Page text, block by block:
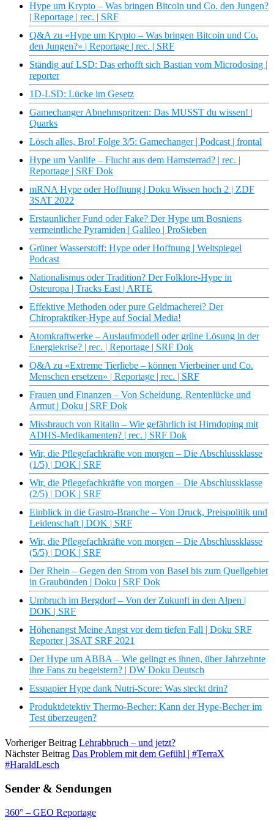
Hype um Krypto – Was bringen Bitcoin und Co. den Jungen?
| Reportage | rec. | SRF
Q&A zu «Hype um Krypto – Was bringen Bitcoin und Co.
den Jungen?» | Reportage | rec. | SRF
Ständig auf LSD: Das erhofft sich Bastian vom Microdosing |
reporter
1D-LSD: Lücke im Gesetz
Gamechanger Abnehmspritzen: Das MUSST du wissen! |
Quarks
Lösch alles, Bro! Folge 3/5: Gamechanger | Podcast | frontal
Hype um Vanlife – Flucht aus dem Hamsterrad? | rec. |
Reportage | SRF Dok
mRNA Hype oder Hoffnung | Doku Wissen hoch 2 | ZDF
3SAT 2022
Erstaunlicher Fund oder Fake? Der Hype um Bosniens
vermeintliche Pyramiden | Galileo | ProSieben
Grüner Wasserstoff: Hype oder Hoffnung | Weltspiegel
Podcast
Nationalismus oder Tradition? Der Folklore-Hype in
Osteuropa | Tracks East | ARTE
Effektive Methoden oder pure Geldmacherei? Der
Chiropraktiker-Hype auf Social Media!
Atomkraftwerke – Auslaufmodell oder grüne Lösung in der
Energiekrise? | rec. | Reportage | SRF Dok
Q&A zu «Extreme Tierliebe – können Vierbeiner und Co.
Menschen ersetzen» | Reportage | rec. | SRF
Frauen und Finanzen – Von Scheidung, Rentenlücke und
Armut | Doku | SRF Dok
Missbrauch von Ritalin – Wie gefährlich ist Hirndoping mit
ADHS-Medikamenten? | rec. | SRF Dok
Wir, die Pflegefachkräfte von morgen – Die Abschlussklasse
(1/5) | DOK | SRF
Wir, die Pflegefachkräfte von morgen – Die Abschlussklasse
(2/5) | DOK | SRF
Einblick in die Gastro-Branche – Von Druck, Preispolitik und
Leidenschaft | DOK | SRF
Wir, die Pflegefachkräfte von morgen – Die Abschlussklasse
(5/5) | DOK | SRF
Der Rhein – Gegen den Strom von Basel bis zum Quellgebiet
in Graubünden | Doku | SRF Dok
Umbruch im Bergdorf – Von der Zukunft in den Alpen |
DOK | SRF
Höhenangst Meine Angst vor dem tiefen Fall | Doku SRF
Reporter | 3SAT SRF 2021
Der Hype um ABBA – Wie gelingt es ihnen, über Jahrzehnte
ihre Fans zu begeistern? | DW Doku Deutsch
Esspapier Hype dank Nutri-Score: Was steckt drin?
Produktdetektiv Thermo-Becher: Kann der Hype-Becher im
Test überzeugen?
Vorheriger Beitrag Lehrabbruch – und jetzt?
Nächster Beitrag Das Problem mit dem Gefühl | #TerraX
#HaraldLesch
Sender & Sendungen
360° – GEO Reportage